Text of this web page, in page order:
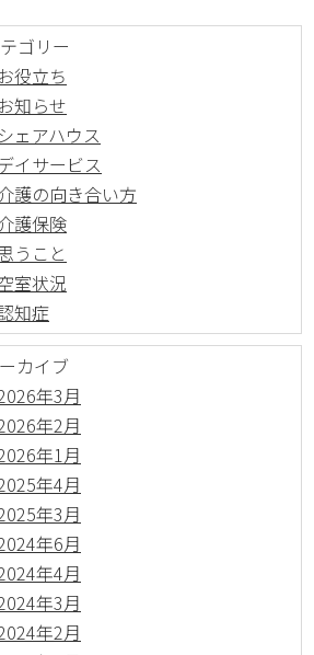
ゴリー
役立ち
知らせ
ェアハウス
イサービス
護の向き合い方
護保険
うこと
室状況
知症
カイブ
年3月
年2月
年1月
年4月
年3月
年6月
年4月
年3月
年2月